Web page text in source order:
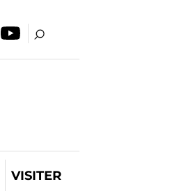
VISITER